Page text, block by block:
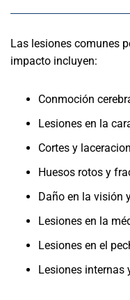
Las lesiones comunes
impacto incluyen:
Conmoción
Lesiones en la
Cortes y
Huesos rotos y
Daño en la visión
Lesiones en la
Lesiones en el
Lesiones internas